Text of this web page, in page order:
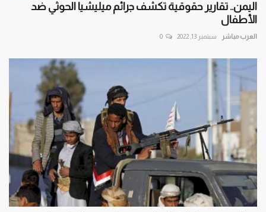
اليمن.. تقارير حقوقية تكشف جرائم ميليشيا الحوثي ضد
الأطفال
العرب مباشر سبتمبر 13, 2022 0